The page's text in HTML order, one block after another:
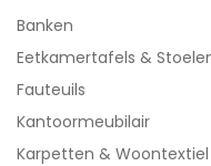
Banken
Eetkamertafels &
Fauteuils
Kantoormeubilair
Karpetten & Woontextiel